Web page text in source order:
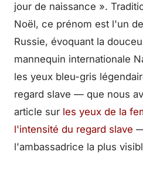
jour de naissance ».
Noël, ce prénom est l'un
Russie, évoquant la
mannequin internationale
les yeux bleu-gris
regard slave — que nous
article sur les yeux de la
l'intensité du regard slave
l'ambassadrice la plus